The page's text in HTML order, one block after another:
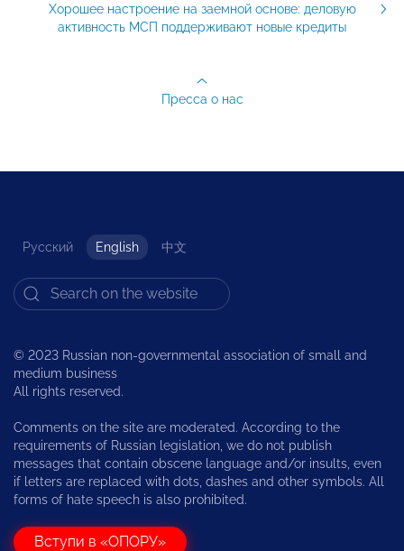
Хорошее настроение на заемной основе: деловую
активность МСП поддерживают новые кредиты
Пресса о нас
Русский English 中文
© 2023 Russian non-governmental association of small and
medium business
All rights reserved.
Comments on the site are moderated. According to the
requirements of Russian legislation, we do not publish
messages that contain obscene language and/or insults, even
if letters are replaced with dots, dashes and other symbols. All
forms of hate speech is also prohibited.
Вступи в «ОПОРУ»